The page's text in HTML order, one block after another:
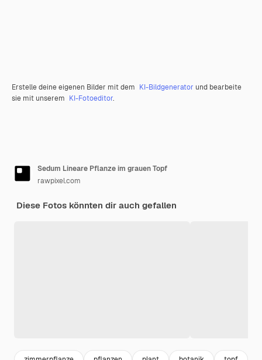
Erstelle deine eigenen Bilder mit dem KI-Bildgenerator und bearbeite
sie mit unserem KI-Fotoeditor.
Sedum Lineare Pflanze im grauen Topf
rawpixel.com
Diese Fotos könnten dir auch gefallen